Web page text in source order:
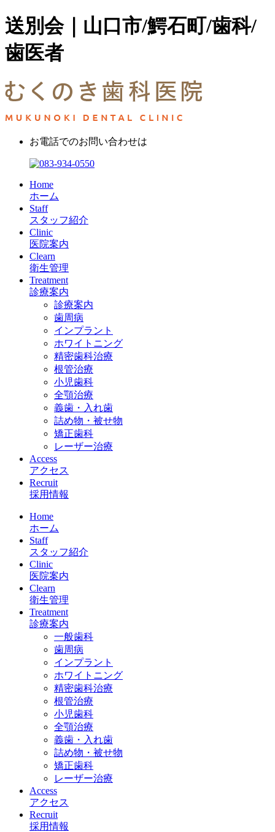
送別会｜山口市/鰐石町/歯科/
歯医者
お電話でのお問い合わせは
Home
ホーム
Staff
スタッフ紹介
Clinic
医院案内
Clearn
衛生管理
Treatment
診療案内
診療案内
歯周病
インプラント
ホワイトニング
精密歯科治療
根管治療
小児歯科
全顎治療
義歯・入れ歯
詰め物・被せ物
矯正歯科
レーザー治療
Access
アクセス
Recruit
採用情報
Home
ホーム
Staff
スタッフ紹介
Clinic
医院案内
Clearn
衛生管理
Treatment
診療案内
一般歯科
歯周病
インプラント
ホワイトニング
精密歯科治療
根管治療
小児歯科
全顎治療
義歯・入れ歯
詰め物・被せ物
矯正歯科
レーザー治療
Access
アクセス
Recruit
採用情報